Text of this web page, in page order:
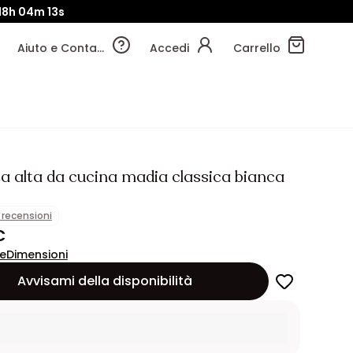
04m 10s
Aiuto e Contatti Accedi Carrello
alta da cucina madia classica bianca
recensioni
Dimensioni
Avvisami della disponibilità